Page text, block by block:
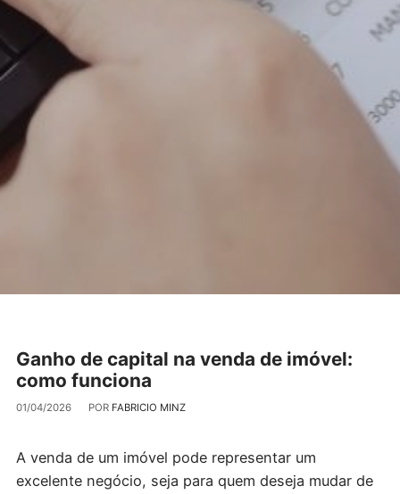
Ganho de capital na venda de imóvel:
como funciona
01/04/2026 POR FABRICIO MINZ
A venda de um imóvel pode representar um
excelente negócio, seja para quem deseja mudar de